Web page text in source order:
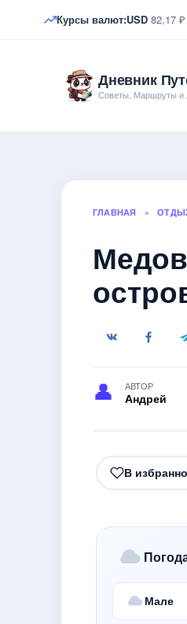
Курсы валют:USD 82,17 ₽
Дневник
Советы, Маршруты и
ГЛАВНАЯ »
АВТОР
Андрей
В
Мале